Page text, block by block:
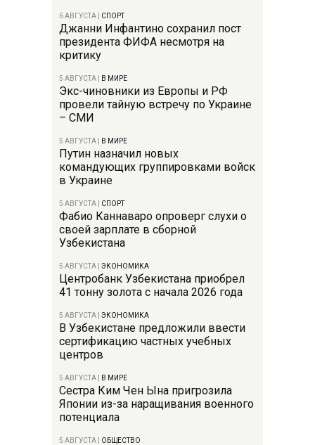
6 АВГУСТА СПОРТ
Джанни Инфантино сохранил пост
президента ФИФА несмотря на
критику
5 АВГУСТА В МИРЕ
Экс-чиновники из Европы и РФ
провели тайную встречу по Украине
– СМИ
5 АВГУСТА В МИРЕ
Путин назначил новых
командующих группировками войск
в Украине
5 АВГУСТА СПОРТ
Фабио Каннаваро опроверг слухи о
своей зарплате в сборной
Узбекистана
5 АВГУСТА ЭКОНОМИКА
Центробанк Узбекистана приобрел
41 тонну золота с начала 2026 года
5 АВГУСТА ЭКОНОМИКА
В Узбекистане предложили ввести
сертификацию частных учебных
центров
5 АВГУСТА В МИРЕ
Сестра Ким Чен Ына пригрозила
Японии из-за наращивания военного
потенциала
5 АВГУСТА ОБЩЕСТВО